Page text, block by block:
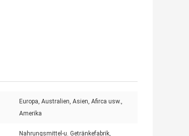
Europa, Australien, Asien, Afirca usw.,
Amerika
Nahrungsmittel-u. Getränkefabrik,